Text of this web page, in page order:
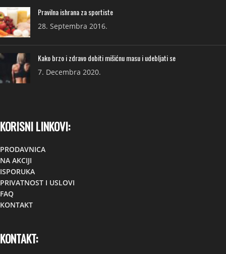
Pravilna ishrana za sportiste
28. Septembra 2016.
Kako brzo i zdravo dobiti mišićnu masu i udebljati se
7. Decembra 2020.
KORISNI LINKOVI:
PRODAVNICA
NA AKCIJI
ISPORUKA
PRIVATNOST I USLOVI
FAQ
KONTAKT
KONTAKT: